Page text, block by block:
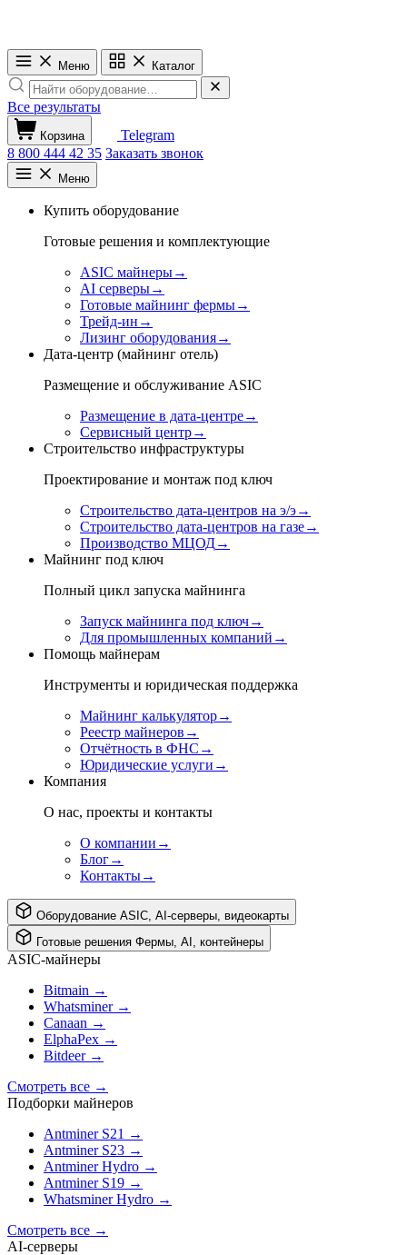
Меню Каталог
Все результаты
Корзина
Telegram
8 800 444 42 35 Заказать звонок
Меню
Купить оборудование
Готовые решения и комплектующие
ASIC майнеры→
AI серверы→
Готовые майнинг фермы→
Трейд-ин →
Лизинг оборудования→
Дата-центр (майнинг отель)
Размещение и обслуживание ASIC
Размещение в дата-центре→
Сервисный центр→
Строительство инфраструктуры
Проектирование и монтаж под ключ
Строительство дата-центров на э/э→
Строительство дата-центров на газе→
Производство МЦОД→
Майнинг под ключ
Полный цикл запуска майнинга
Запуск майнинга под ключ→
Для промышленных компаний →
Помощь майнерам
Инструменты и юридическая поддержка
Майнинг калькулятор→
Реестр майнеров →
Отчётность в ФНС →
Юридические услуги →
Компания
О нас, проекты и контакты
О компании →
Блог→
Контакты→
Оборудование ASIC, AI-серверы, видеокарты
Готовые решения Фермы, AI, контейнеры
ASIC-майнеры
Bitmain →
Whatsminer →
Canaan →
ElphaPex →
Bitdeer →
Смотреть все →
Подборки майнеров
Antminer S21 →
Antminer S23 →
Antminer Hydro →
Antminer S19 →
Whatsminer Hydro →
Смотреть все →
AI‑серверы